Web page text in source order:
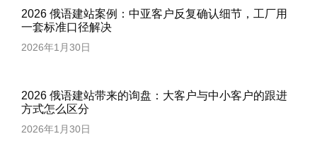
2026 俄语建站案例：中亚客户反复确认细节，工厂用
一套标准口径解决
2026年1月30日
2026 俄语建站带来的询盘：大客户与中小客户的跟进
方式怎么区分
2026年1月30日